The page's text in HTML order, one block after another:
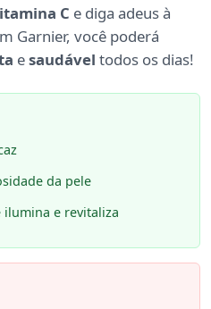
C e diga adeus à
Garnier, você poderá
esaudável todos os dias!
da pele
ilumina e revitaliza